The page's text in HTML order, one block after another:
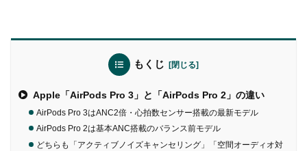
もくじ
Apple「AirPods Pro 3」と「AirPods Pro 2」の違い
AirPods Pro 3はANC2倍・心拍数センサー搭載の最新モデル
AirPods Pro 2は基本ANC搭載のバランス前モデル
どちらも「アクティブノイズキャンセリング」「空間オーディオ対